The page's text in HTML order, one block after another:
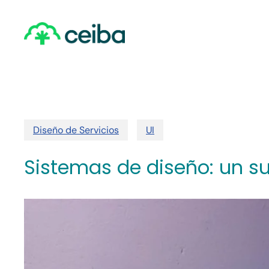
content
Diseño de Servicios UI
Sistemas de diseño: un